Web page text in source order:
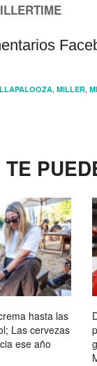
, MILLER,
hasta las
Las cervezas
ese año